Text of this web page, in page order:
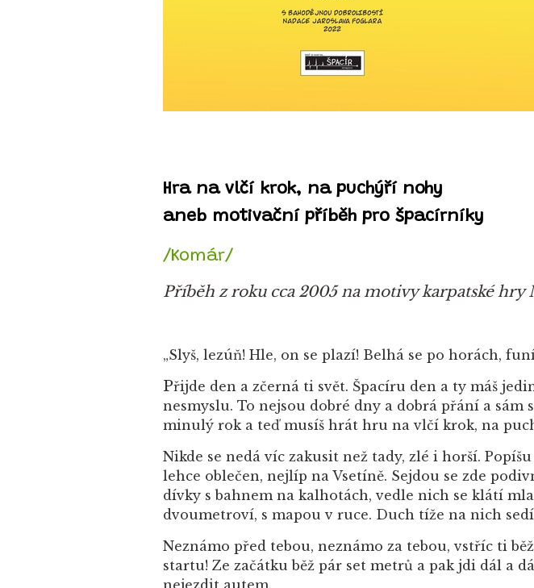
Hra na vlčí krok, na puchýří nohy
aneb motivační příběh pro špacírníky
/Komár/
Příběh z roku cca 2005 na motivy karpatské hry
„Slyš, lezúň! Hle, on se plazí! Belhá se po horách,
Přijde den a zčerná ti svět. Špacíru den a ty máš
nesmyslu. To nejsou dobré dny a dobrá přání a
minulý rok a teď musíš hrát hru na vlčí krok, na
Nikde se nedá víc zakusit než tady, zlé i horší.
lehce oblečen, nejlíp na Vsetíně. Sejdou se zde
dívky s bahnem na kalhotách, vedle nich se klátí
dvoumetroví, s mapou v ruce. Duch tíže na nich
Neznámo před tebou, neznámo za tebou, vstříc ti
startu! Ze začátku běž pár set metrů a pak jdi dál a
nejezdit autem.